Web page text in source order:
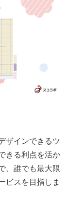
ザインできるツ
きる利点を活か
、誰でも最大限
ビスを目指しま